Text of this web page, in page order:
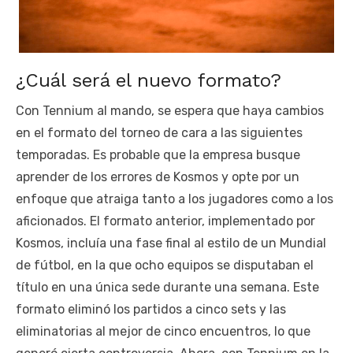
¿Cuál será el nuevo formato?
Con Tennium al mando, se espera que haya cambios
en el formato del torneo de cara a las siguientes
temporadas. Es probable que la empresa busque
aprender de los errores de Kosmos y opte por un
enfoque que atraiga tanto a los jugadores como a los
aficionados. El formato anterior, implementado por
Kosmos, incluía una fase final al estilo de un Mundial
de fútbol, en la que ocho equipos se disputaban el
título en una única sede durante una semana. Este
formato eliminó los partidos a cinco sets y las
eliminatorias al mejor de cinco encuentros, lo que